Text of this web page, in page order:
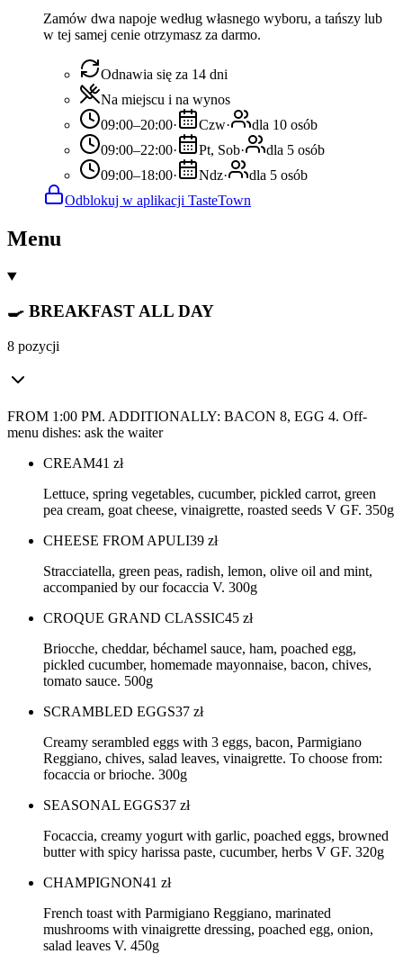
Zamów dwa napoje według własnego wyboru, a tańszy lub
w tej samej cenie otrzymasz za darmo.
Odnawia się za 14 dni
Na miejscu i na wynos
09:00–20:00· Czw·
dla 10 osób
09:00–22:00· Pt, Sob·
dla 5 osób
09:00–18:00· Ndz·
dla 5 osób
Odblokuj w aplikacji TasteTown
Menu
🍳 BREAKFAST ALL DAY
8 pozycji
FROM 1:00 PM. ADDITIONALLY: BACON 8, EGG 4. Off-
menu dishes: ask the waiter
CREAM41 zł
Lettuce, spring vegetables, cucumber, pickled carrot, green
pea cream, goat cheese, vinaigrette, roasted seeds V GF. 350g
CHEESE FROM APULI39 zł
Stracciatella, green peas, radish, lemon, olive oil and mint,
accompanied by our focaccia V. 300g
CROQUE GRAND CLASSIC45 zł
Briocche, cheddar, béchamel sauce, ham, poached egg,
pickled cucumber, homemade mayonnaise, bacon, chives,
tomato sauce. 500g
SCRAMBLED EGGS37 zł
Creamy serambled eggs with 3 eggs, bacon, Parmigiano
Reggiano, chives, salad leaves, vinaigrette. To choose from:
focaccia or brioche. 300g
SEASONAL EGGS37 zł
Focaccia, creamy yogurt with garlic, poached eggs, browned
butter with spicy harissa paste, cucumber, herbs V GF. 320g
CHAMPIGNON41 zł
French toast with Parmigiano Reggiano, marinated
mushrooms with vinaigrette dressing, poached egg, onion,
salad leaves V. 450g